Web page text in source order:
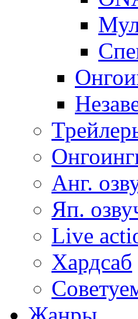
Анг.
Яп.
Live
Хардсаб